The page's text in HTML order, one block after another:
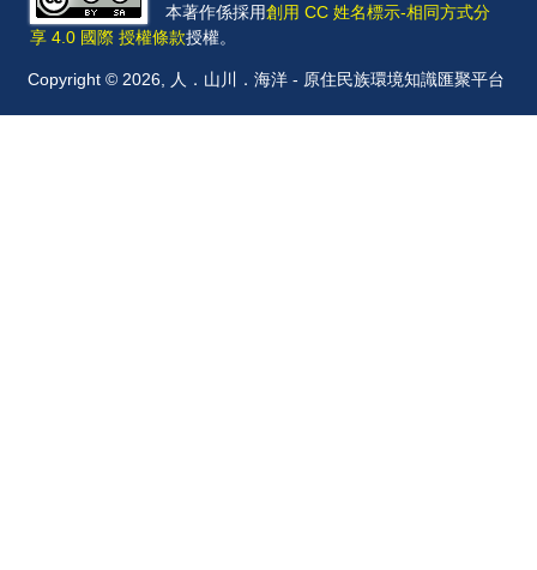
本著作係採用創用 CC 姓名標示-相同方式分
享 4.0 國際 授權條款授權。
Copyright © 2026, 人．山川．海洋 - 原住民族環境知識匯聚平台